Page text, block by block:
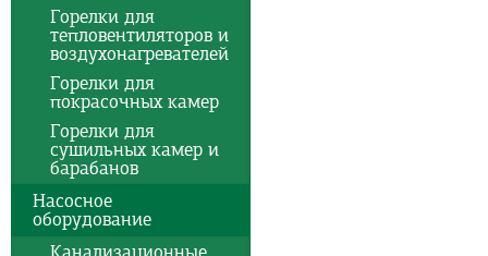
Горелки для
тепловентиляторов и
воздухонагревателей
Горелки для
покрасочных камер
Горелки для
сушильных камер и
барабанов
Насосное
оборудование